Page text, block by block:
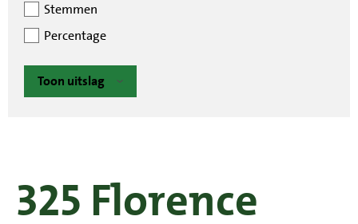
Stemmen
Percentage
Toon uitslag
325 Florence